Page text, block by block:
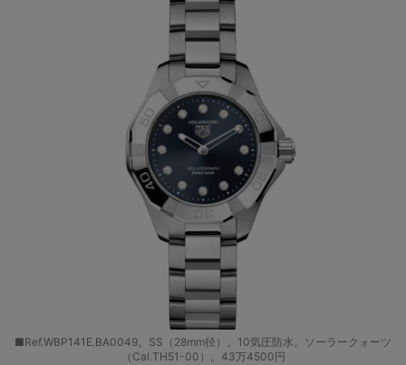
■Ref.WBP141E.BA0049。SS（28mm径）。10気圧防水。ソーラークォーツ
（Cal.TH51-00）。43万4500円